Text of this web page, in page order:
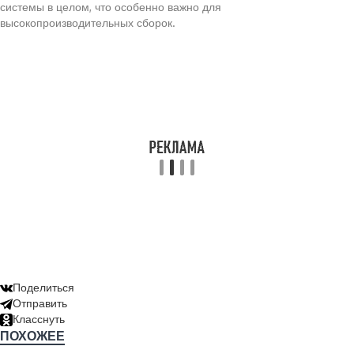
системы в целом, что особенно важно для
высокопроизводительных сборок.
Поделиться
Отправить
Класснуть
ПОХОЖЕЕ